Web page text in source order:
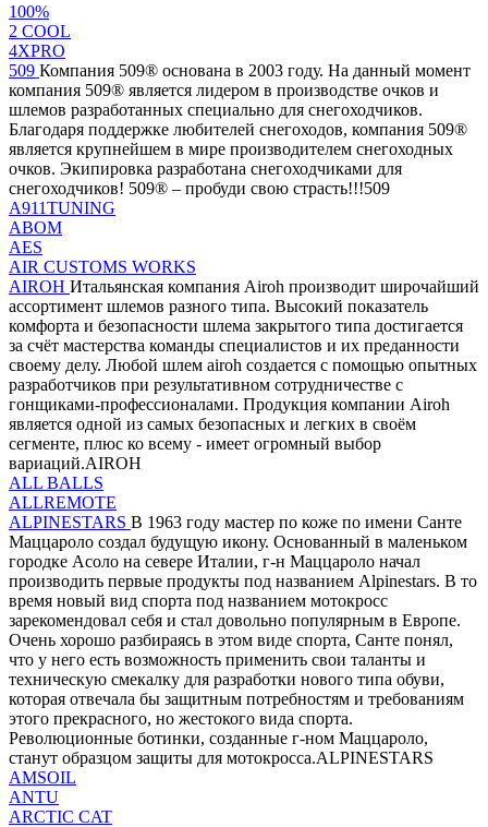
100%
2 СOOL
4XPRO
509 Компания 509® основана в 2003 году. На данный момент
компания 509® является лидером в производстве очков и
шлемов разработанных специально для снегоходчиков.
Благодаря поддержке любителей снегоходов, компания 509®
является крупнейшем в мире производителем снегоходных
очков. Экипировка разработана снегоходчиками для
снегоходчиков! 509® – пробуди свою страсть!!!509
A911TUNING
ABOM
AES
AIR CUSTOMS WORKS
AIROH Итальянская компания Airoh производит широчайший
ассортимент шлемов разного типа. Высокий показатель
комфорта и безопасности шлема закрытого типа достигается
за счёт мастерства команды специалистов и их преданности
своему делу. Любой шлем airoh создается с помощью опытных
разработчиков при результативном сотрудничестве с
гонщиками-профессионалами. Продукция компании Airoh
является одной из самых безопасных и легких в своём
сегменте, плюс ко всему - имеет огромный выбор
вариаций.AIROH
ALL BALLS
ALLREMOTE
ALPINESTARS В 1963 году мастер по коже по имени Санте
Маццароло создал будущую икону. Основанный в маленьком
городке Асоло на севере Италии, г-н Маццароло начал
производить первые продукты под названием Alpinestars. В то
время новый вид спорта под названием мотокросс
зарекомендовал себя и стал довольно популярным в Европе.
Очень хорошо разбираясь в этом виде спорта, Санте понял,
что у него есть возможность применить свои таланты и
техническую смекалку для разработки нового типа обуви,
которая отвечала бы защитным потребностям и требованиям
этого прекрасного, но жестокого вида спорта.
Революционные ботинки, созданные г-ном Маццароло,
станут образцом защиты для мотокросса.ALPINESTARS
AMSOIL
ANTU
ARCTIC CAT